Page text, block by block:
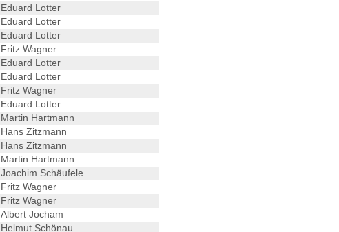
Eduard Lotter
Eduard Lotter
Eduard Lotter
Fritz Wagner
Eduard Lotter
Eduard Lotter
Fritz Wagner
Eduard Lotter
Martin Hartmann
Hans Zitzmann
Hans Zitzmann
Martin Hartmann
Joachim Schäufele
Fritz Wagner
Fritz Wagner
Albert Jocham
Helmut Schönau